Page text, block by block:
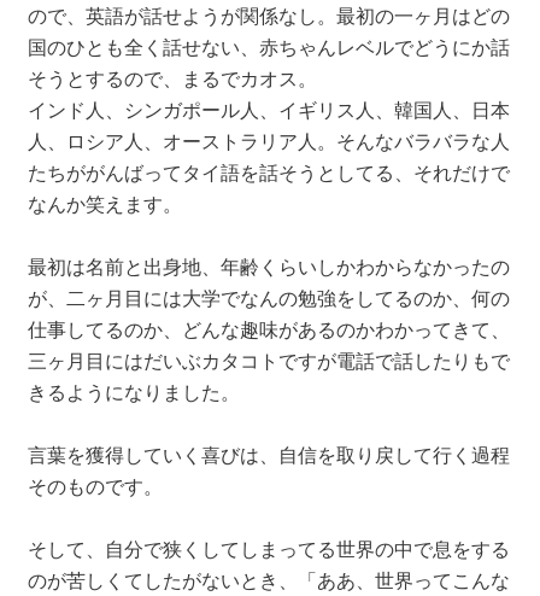
ので、英語が話せようが関係なし。最初の一ヶ月はどの
国のひとも全く話せない、赤ちゃんレベルでどうにか話
そうとするので、まるでカオス。
インド人、シンガポール人、イギリス人、韓国人、日本
人、ロシア人、オーストラリア人。そんなバラバラな人
たちががんばってタイ語を話そうとしてる、それだけで
なんか笑えます。
最初は名前と出身地、年齢くらいしかわからなかったの
が、二ヶ月目には大学でなんの勉強をしてるのか、何の
仕事してるのか、どんな趣味があるのかわかってきて、
三ヶ月目にはだいぶカタコトですが電話で話したりもで
きるようになりました。
言葉を獲得していく喜びは、自信を取り戻して行く過程
そのものです。
そして、自分で狭くしてしまってる世界の中で息をする
のが苦しくてしたがないとき、「ああ、世界ってこんな